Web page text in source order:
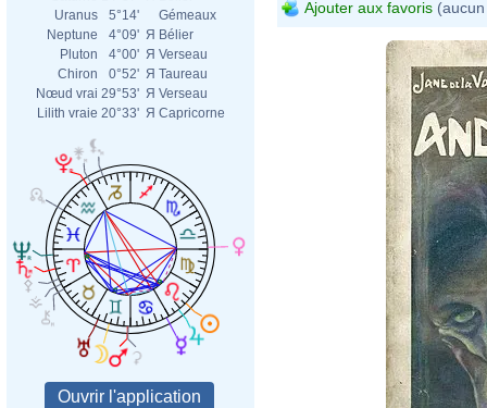
Uranus
5°14'
Gémeaux
Neptune
4°09' Я Bélier
Pluton
4°00' Я Verseau
Chiron
0°52' Я Taureau
Nœud vrai 29°53' Я Verseau
Lilith vraie 20°33' Я Capricorne
Ajouter aux favoris